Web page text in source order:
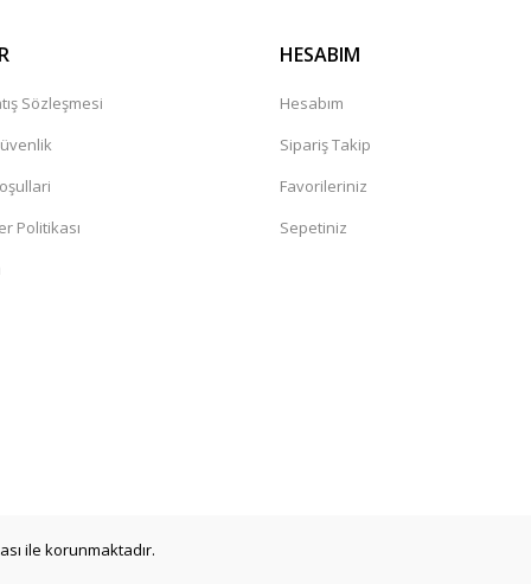
Sözleşmesi
Politikası
HESABIM
Hesabım
Sipariş Takip
Favorileriniz
Sepetiniz
ile korunmaktadır.